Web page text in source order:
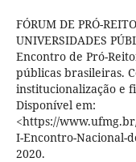
FÓRUM DE PRÓ-
UNIVERSIDADES
Encontro de Pró-
públicas brasileiras.
institucionalização e
Disponível em:
<https://
I-Encontro-Nacional-
2020.